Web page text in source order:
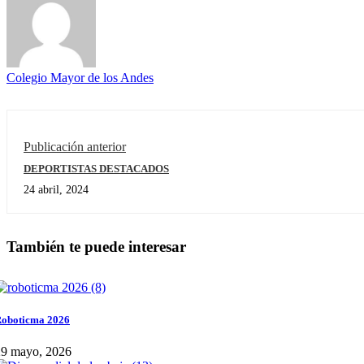
Colegio Mayor de los Andes
Publicación anterior
DEPORTISTAS DESTACADOS
24 abril, 2024
También te puede interesar
2026
mayo, 2026